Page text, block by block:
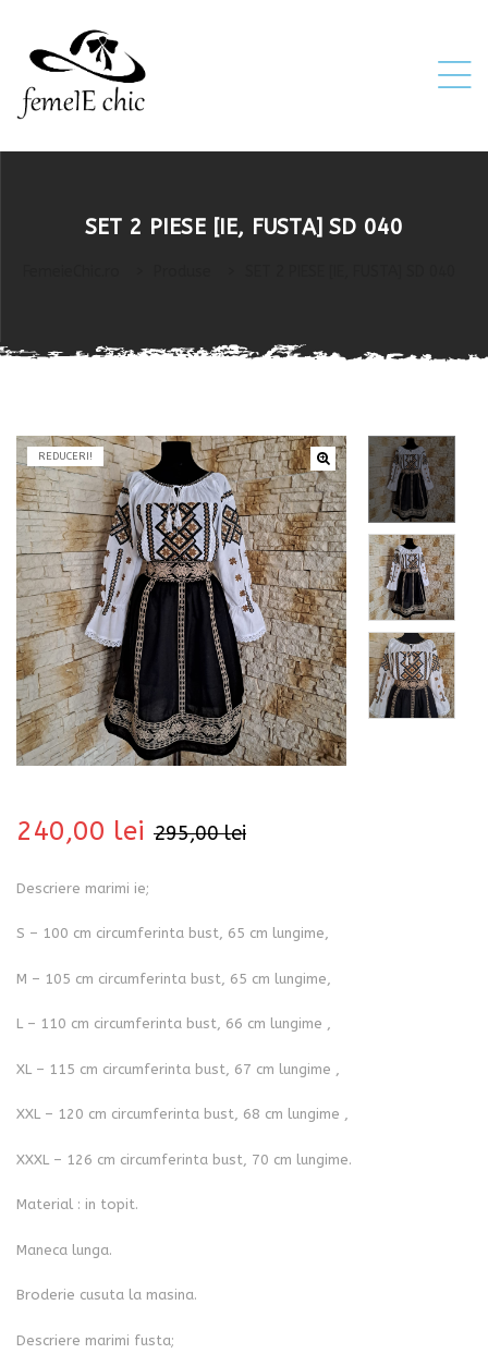
SET 2 PIESE [IE, FUSTA] SD 040
REDUCERI!
295,00lei
240,00 lei
Descriere marimi ie;
S – 100 cm circumferinta bust, 65 cm lungime,
M – 105 cm circumferinta bust, 65 cm lungime,
L – 110 cm circumferinta bust, 66 cm lungime ,
XL – 115 cm circumferinta bust, 67 cm lungime ,
XXL – 120 cm circumferinta bust, 68 cm lungime ,
XXXL – 126 cm circumferinta bust, 70 cm lungime.
Material : in topit.
Maneca lunga.
Broderie cusuta la masina.
Descriere marimi fusta;